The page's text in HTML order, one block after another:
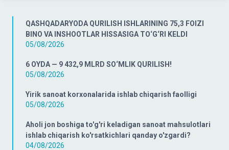
QASHQADARYODA QURILISH ISHLARINING 75,3 FOIZI
BINO VA INSHOOTLAR HISSASIGA TO‘G‘RI KELDI
05/08/2026
6 OYDA — 9 432,9 MLRD SO‘MLIK QURILISH!
05/08/2026
Yirik sanoat korxonalarida ishlab chiqarish faolligi
05/08/2026
Aholi jon boshiga to'g'ri keladigan sanoat mahsulotlari
ishlab chiqarish ko'rsatkichlari qanday o'zgardi?
04/08/2026